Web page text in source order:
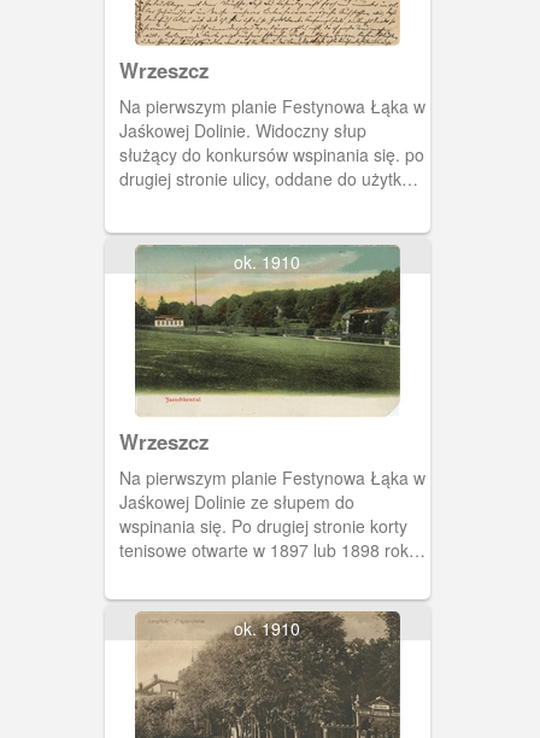
Wrzeszcz
Na pierwszym planie Festynowa Łąka w
Jaśkowej Dolinie. Widoczny słup
służący do konkursów wspinania się. po
drugiej stronie ulicy, oddane do użytku
Forsthaus mieszcząca się w willi z 1884
roku.
ok. 1910
Wrzeszcz
Na pierwszym planie Festynowa Łąka w
Jaśkowej Dolinie ze słupem do
wspinania się. Po drugiej stronie korty
tenisowe otwarte w 1897 lub 1898 roku.
kawiarnia Forsthaus, mieszcząca się w
willi w stylu szwajcarskim, zbudowana w
1884 roku.
ok. 1910